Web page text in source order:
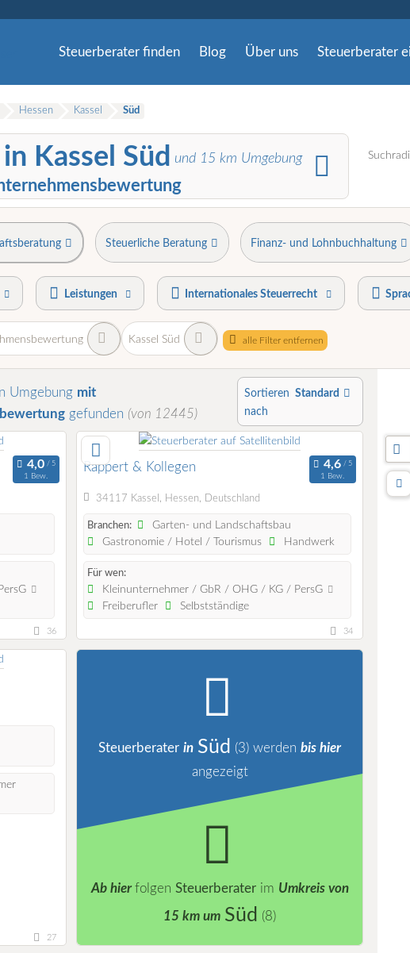
Steuerberater finden Blog Über uns Steuerberater
Hessen Kassel Süd
in Kassel Süd und 15 km Umgebung
Steuerliche Beratung Finanz- und Lohnbuchhaltung
Leistungen Internationales Steuerrecht
Kassel Süd alle Filter entfernen
Umgebung mit
gefunden (von 12445)
Sortieren
nach
Standard
1 Bew.
36
Rappert & Kollegen
1 Bew.
34117 Kassel, Hessen, Deutschland
Branchen:
Garten- und Landschaftsbau
Gastronomie / Hotel / Tourismus
Handwerk
Für wen:
Kleinunternehmer / GbR / OHG / KG / PersG
Freiberufler
Selbstständige
34
27
Steuerberater in Süd (3) werden bis hier
angezeigt
Ab hierfolgen Steuerberaterim Umkreis von
15 km um Süd (8)